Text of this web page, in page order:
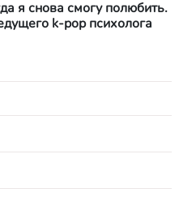
я снова смогу полюбить.
k-pop психолога